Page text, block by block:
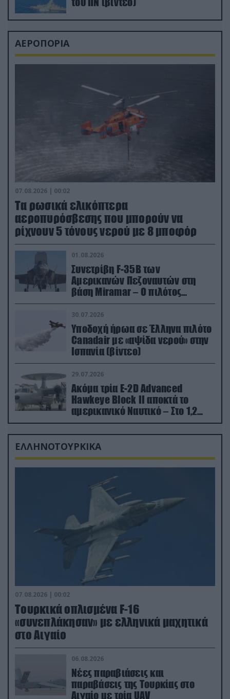
ΑΕΡΟΠΟΡΙΑ
07.08.2026 | 00:02
Τα ρωσικά ελικόπτερα
αεροπυρόσβεσης που μπορούν να
ρίχνουν 5 τόνους νερού με 8 μποφόρ
01.08.2026
Συνετρίβη F-35B των
Αμερικανών Πεζοναυτών στη
βάση Miramar – Ο πιλότος
εκτινάχθηκε εγκαίρως
30.07.2026
Υποδοχή ήρωα σε Έλληνα πιλότο
Canadair με «αψίδα νερού» στην
Ισπανία (βίντεο)
29.07.2026
Ακόμα τρία E-2D Advanced
Hawkeye Block II αποκτά το
αμερικανικό Ναυτικό – Στο 1,2
δισ.δολάρια το κόστος
ΕΛΛΗΝΟΤΟΥΡΚΙΚΑ
07.08.2026 | 00:02
Τουρκικά οπλισμένα F-16
«συνεπλάκησαν» με ελληνικά μαχητικά
στο Αιγαίο
06.08.2026
Νέες παραβιάσεις και
παραβάσεις της Τουρκίας στο
Αιγαίο με τρία UAV